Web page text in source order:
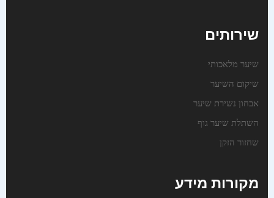
שירותים
שיער מלאכותי
שיקום השיער
אבחון נשירת שיער
השתלת שיער גוף
שחזור הזקן
מקורות מידע